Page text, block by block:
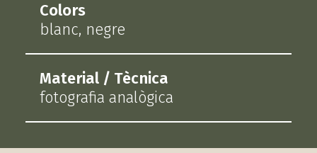
Colors
blanc, negre
Material / Tècnica
fotografia analògica